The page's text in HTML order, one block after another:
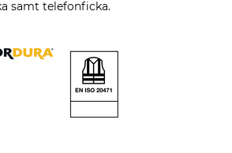
samt telefonficka.